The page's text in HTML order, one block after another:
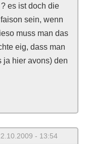
es ist doch die
sein, wenn
muss man das
eig, dass man
ja hier avons) den
- 13:54